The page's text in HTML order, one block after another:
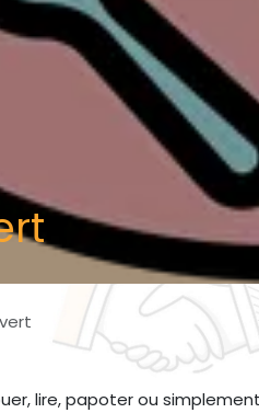
lire, papoter ou